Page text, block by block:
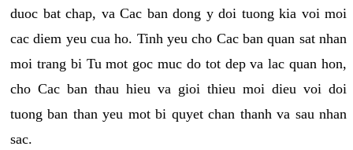
duoc bat chap, va Cac ban dong y doi tuong kia voi moi
cac diem yeu cua ho. Tinh yeu cho Cac ban quan sat nhan
moi trang bi Tu mot goc muc do tot dep va lac quan hon,
cho Cac ban thau hieu va gioi thieu moi dieu voi doi
tuong ban than yeu mot bi quyet chan thanh va sau nhan
sac.